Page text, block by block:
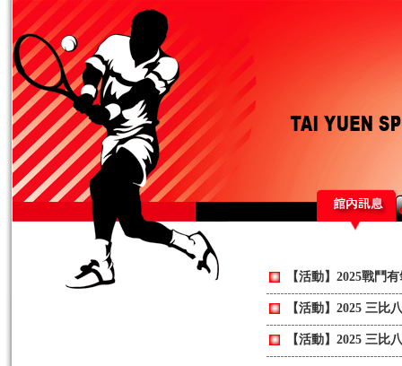
【活動】2025戰鬥
【活動】2025 三比
【活動】2025 三比